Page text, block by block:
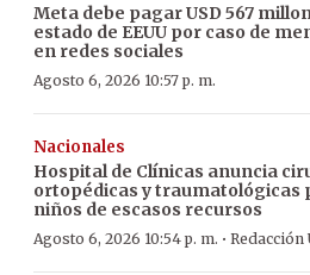
Meta debe pagar USD 567
estado de EEUU por caso de
en redes sociales
Agosto 6, 2026 10:57 p. m.
Nacionales
Hospital de Clínicas anuncia
ortopédicas y traumatológicas
niños de escasos recursos
Agosto 6, 2026 10:54 p. m. · Redacción